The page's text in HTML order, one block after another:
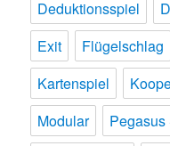
Deduktionsspiel
Exit
Flügelschlag
Kartenspiel
Modular